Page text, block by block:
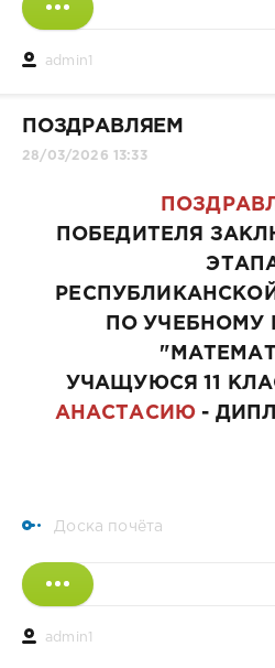
admin1
ПОЗДРАВЛЯЕМ
28/03/2026 13:33
ПОБЕДИТЕЛЯ
ПО УЧЕБНОМУ
УЧАЩУЮСЯ 11
АНАСТАСИЮ -
Доска почёта
admin1